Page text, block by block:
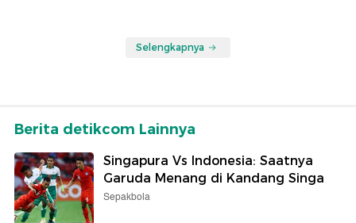
Selengkapnya
Berita detikcom Lainnya
Singapura Vs Indonesia: Saatnya
Garuda Menang di Kandang Singa
Sepakbola